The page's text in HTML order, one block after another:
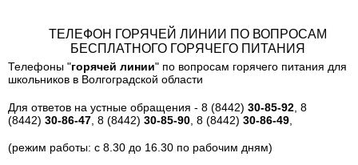
ТЕЛЕФОН ГОРЯЧЕЙ ЛИНИИ ПО ВОПРОСАМ
БЕСПЛАТНОГО ГОРЯЧЕГО ПИТАНИЯ
Телефоны "горячей линии" по вопросам горячего питания для
школьников в Волгоградской области
Для ответов на устные обращения - 8 (8442) 30-85-92 , 8
(8442) 30-86-47 , 8 (8442) 30-85-90 , 8 (8442) 30-86-49
(режим работы: с 8.30 до 16.30 по рабочим дням)